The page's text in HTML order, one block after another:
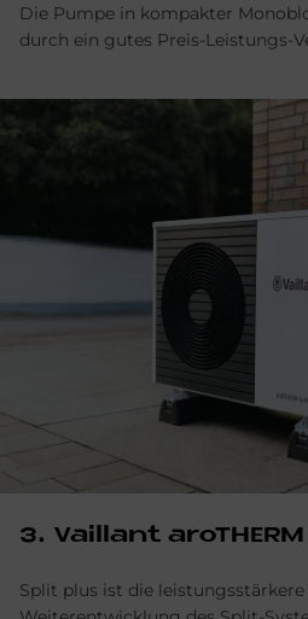
Die Pumpe in kompakter
durch ein gutes Preis-Leistungs-
3. Vail­lant
Split plus ist die